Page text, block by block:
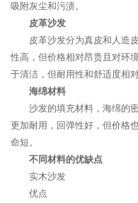
吸附灰尘和污渍。
皮革沙发
皮革沙发分为真皮和人造
性高，但价格相对昂贵且对环
于清洁，但耐用性和舒适度相对
海绵材料
沙发的填充材料，海绵的
更加耐用，回弹性好，但价格
命短。
不同材料的优缺点
实木沙发
优点